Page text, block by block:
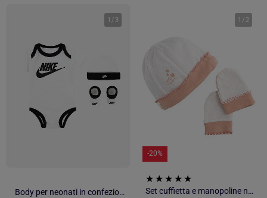
1 / 3
Body per neonati in confezione regalo - Nike
1 / 2
-20%
Set cuffietta e manopoline neonato in - SAUTHON